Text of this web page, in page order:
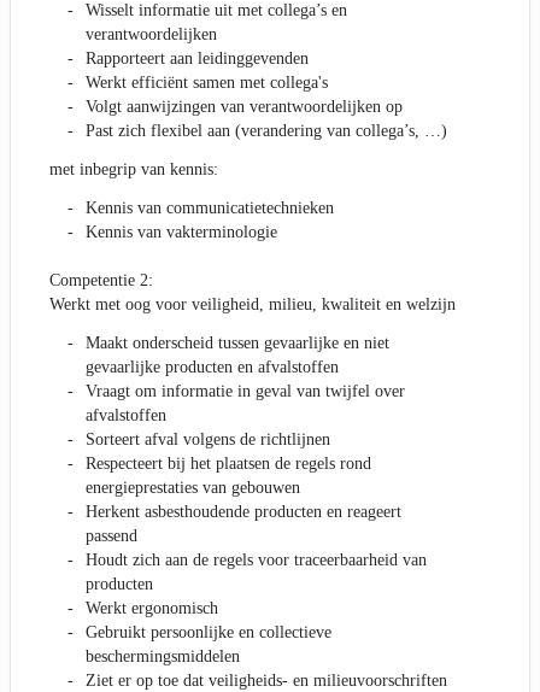
Wisselt informatie uit met collega’s en
verantwoordelijken
Rapporteert aan leidinggevenden
Werkt efficiënt samen met collega's
Volgt aanwijzingen van verantwoordelijken op
Past zich flexibel aan (verandering van collega’s, …)
met inbegrip van kennis:
Kennis van communicatietechnieken
Kennis van vakterminologie
Competentie 2:
Werkt met oog voor veiligheid, milieu, kwaliteit en welzijn
Maakt onderscheid tussen gevaarlijke en niet
gevaarlijke producten en afvalstoffen
Vraagt om informatie in geval van twijfel over
afvalstoffen
Sorteert afval volgens de richtlijnen
Respecteert bij het plaatsen de regels rond
energieprestaties van gebouwen
Herkent asbesthoudende producten en reageert
passend
Houdt zich aan de regels voor traceerbaarheid van
producten
Werkt ergonomisch
Gebruikt persoonlijke en collectieve
beschermingsmiddelen
Ziet er op toe dat veiligheids- en milieuvoorschriften